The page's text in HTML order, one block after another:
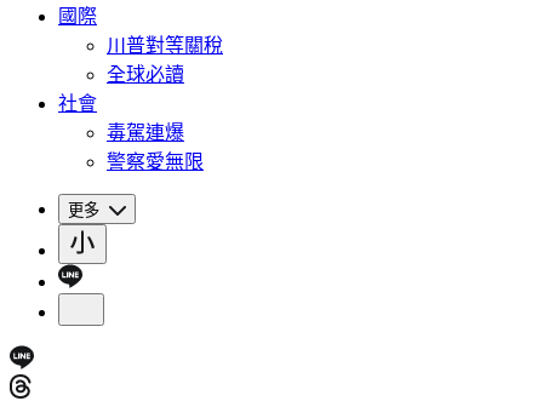
國際
川普對等關稅
全球必讀
社會
毒駕連爆
警察愛無限
更多